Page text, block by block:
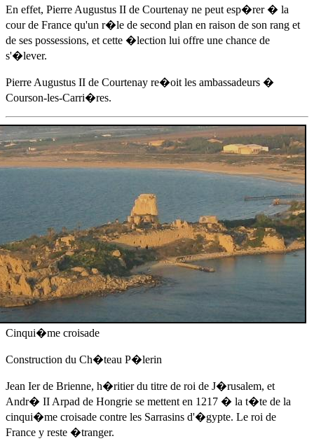
En effet, Pierre Augustus II de Courtenay ne peut esp�rer � la
cour de France qu'un r�le de second plan en raison de son rang et
de ses possessions, et cette �lection lui offre une chance de
s'�lever.
Pierre Augustus II de Courtenay re�oit les ambassadeurs �
Courson-les-Carri�res.
Cinqui�me croisade
Construction du Ch�teau P�lerin
Jean Ier de Brienne, h�ritier du titre de roi de J�rusalem, et
Andr� II Arpad de Hongrie se mettent en 1217 � la t�te de la
cinqui�me croisade contre les Sarrasins d'�gypte. Le roi de
France y reste �tranger.